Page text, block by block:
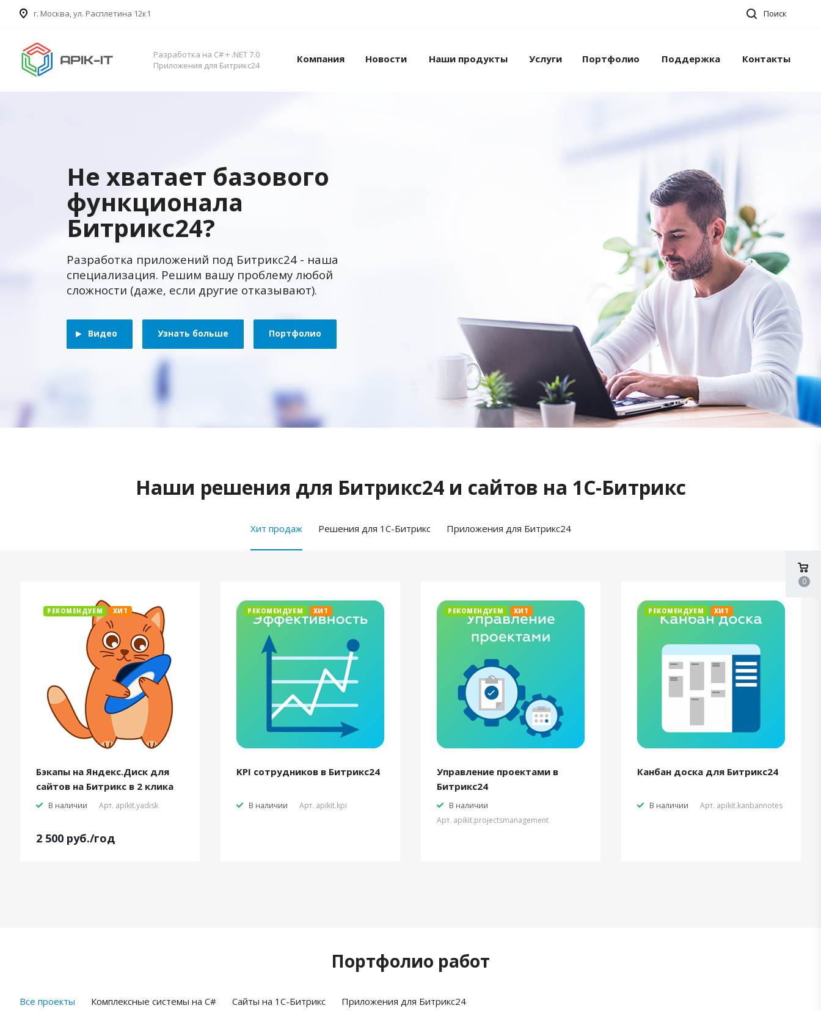
​г. Москва, ул. Расплетина 12к1 Поиск
Разработка на C# + .NET 7.0
Приложения для Битрикс24
Компания Новости Наши продукты Услуги Портфолио Поддержка Контакты
Не хватает базового
функционала
Битрикс24?
Разработка приложений под Битрикс24 - наша
специализация. Решим вашу проблему любой
сложности (даже, если другие отказывают).
Видео Узнать больше Портфолио
Наши решения для Битрикс24 и сайтов на 1С-Битрикс
Хит продаж Решения для 1С-Битрикс Приложения для Битрикс24
РЕКОМЕНДУЕМ ХИТ
Бэкапы на Яндекс.Диск для
сайтов на Битрикс в 2 клика
В наличии Арт. apikit.yadisk
2 500 руб./год
РЕКОМЕНДУЕМ ХИТ
KPI сотрудников в Битрикс24
В наличии Арт. apikit.kpi
РЕКОМЕНДУЕМ ХИТ
Управление проектами в
Битрикс24
В наличии
Арт. apikit.projectsmanagement
РЕКОМЕНДУЕМ ХИТ
Канбан доска для Битрикс24
В наличии Арт. apikit.kanbannotes
Портфолио работ
Все проекты Комплексные системы на C# Cайты на 1С-Битрикс Приложения для Битрикс24
0